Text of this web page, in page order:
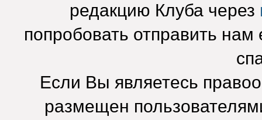
редакцию Клуба через
попробовать отправить нам
Если Вы являетесь
размещен